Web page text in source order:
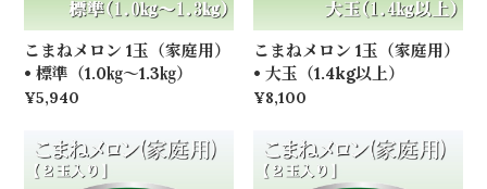
こまねメロン 1玉（家庭用）
• 標準（1.0㎏～1.3㎏）
¥5,940
こまねメロン 1玉（家庭用）
• 大玉（1.4kg以上）
¥8,100